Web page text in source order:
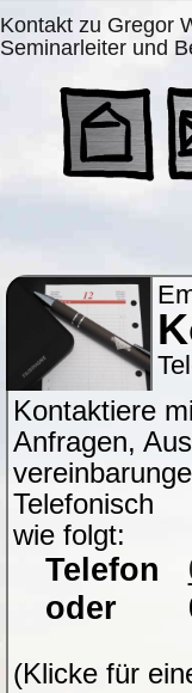
Kontakt zu Gregor
Seminarleiter und
Kontaktiere
Anfragen,
Telefonisch
wie folgt:
Telefon
oder
(Klicke für